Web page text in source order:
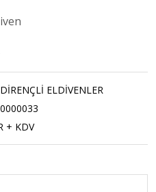
ELDİVENLER
+ KDV